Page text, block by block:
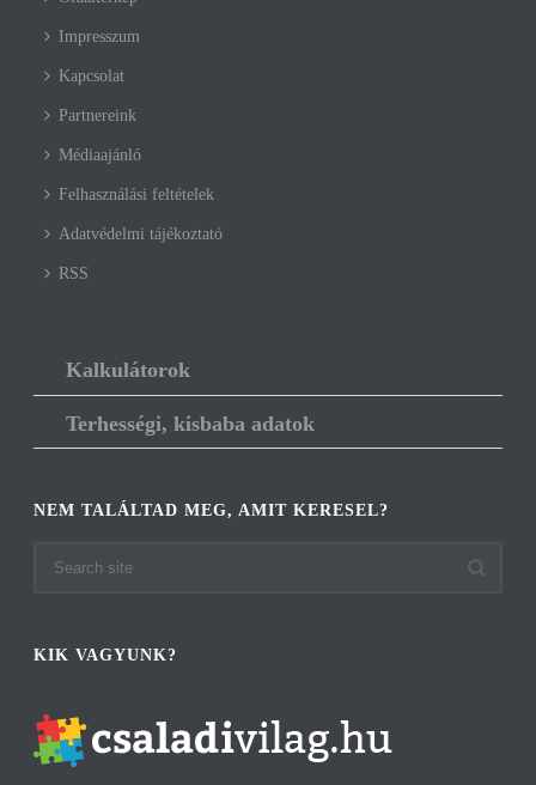
Impresszum
Kapcsolat
Partnereink
Médiaajánló
Felhasználási feltételek
Adatvédelmi tájékoztató
RSS
Kalkulátorok
Terhességi, kisbaba adatok
NEM TALÁLTAD MEG, AMIT KERESEL?
KIK VAGYUNK?